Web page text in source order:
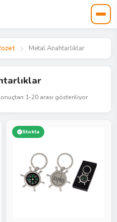
Metal Anahtarlıklar
1-20 arası gösteriliyor
Stokta